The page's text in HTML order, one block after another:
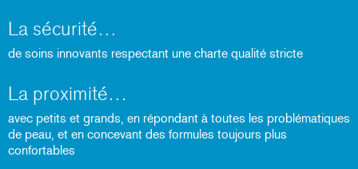
La sécurité
de soins innovants respectant une charte qualité stricte
La proximité
avec petits et grands, en répondant à toutes les problématiques
de peau, et en concevant des formules toujours plus
confortables